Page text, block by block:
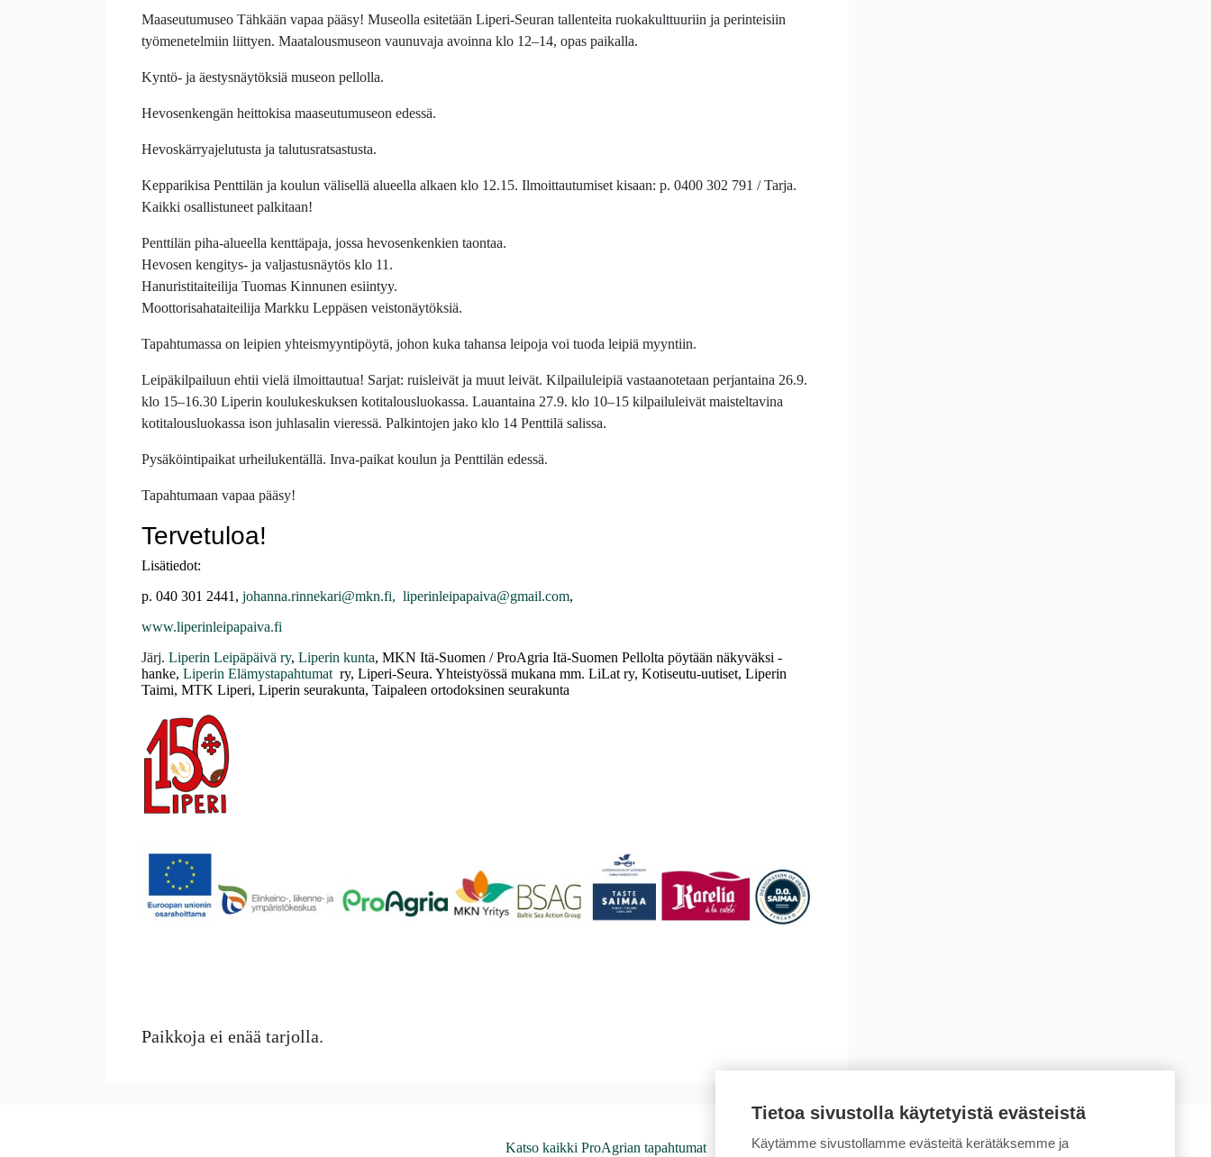
Maaseutumuseo Tähkään vapaa pääsy! Museolla esitetään Liperi-Seuran tallenteita ruokakulttuuriin ja perinteisiin
työmenetelmiin liittyen. Maatalousmuseon vaunuvaja avoinna klo 12–14, opas paikalla.
Kyntö- ja äestysnäytöksiä museon pellolla.
Hevosenkengän heittokisa maaseutumuseon edessä.
Hevoskärryajelutusta ja talutusratsastusta.
Kepparikisa Penttilän ja koulun välisellä alueella alkaen klo 12.15. Ilmoittautumiset kisaan: p. 0400 302 791 / Tarja.
Kaikki osallistuneet palkitaan!
Penttilän piha-alueella kenttäpaja, jossa hevosenkenkien taontaa.
Hevosen kengitys- ja valjastusnäytös klo 11.
Hanuristitaiteilija Tuomas Kinnunen esiintyy.
Moottorisahataiteilija Markku Leppäsen veistonäytöksiä.
Tapahtumassa on leipien yhteismyyntipöytä, johon kuka tahansa leipoja voi tuoda leipiä myyntiin.
Leipäkilpailuun ehtii vielä ilmoittautua! Sarjat: ruisleivät ja muut leivät. Kilpailuleipiä vastaanotetaan perjantaina 26.9.
klo 15–16.30 Liperin koulukeskuksen kotitalousluokassa. Lauantaina 27.9. klo 10–15 kilpailuleivät maisteltavina
kotitalousluokassa ison juhlasalin vieressä. Palkintojen jako klo 14 Penttilä salissa.
Pysäköintipaikat urheilukentällä. Inva-paikat koulun ja Penttilän edessä.
Tapahtumaan vapaa pääsy!
Tervetuloa!
Lisätiedot:
p. 040 301 2441, johanna.rinnekari@mkn.fi, liperinleipapaiva@gmail.com,
www.liperinleipapaiva.fi
Järj. Liperin Leipäpäivä ry, Liperin kunta, MKN Itä-Suomen / ProAgria Itä-Suomen Pellolta pöytään näkyväksi -
hanke, Liperin Elämystapahtumat ry, Liperi-Seura. Yhteistyössä mukana mm. LiLat ry, Kotiseutu-uutiset, Liperin
Taimi, MTK Liperi, Liperin seurakunta, Taipaleen ortodoksinen seurakunta
Paikkoja ei enää tarjolla.
Katso kaikki ProAgrian tapahtumat
Tietoa sivustolla käytetyistä evästeistä
Käytämme sivustollamme evästeitä kerätäksemme ja